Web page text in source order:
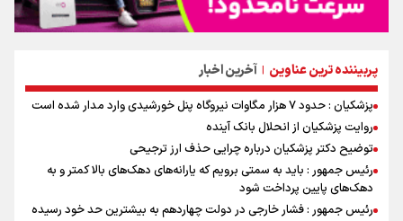
پربیننده ترین عناوین | آخرین اخبار
پزشکیان : حدود ۷ هزار مگاوات نیروگاه پنل خورشیدی وارد مدار شده است
روایت پزشکیان از انحلال بانک آینده
توضیح دکتر پزشکیان درباره چرایی حذف ارز ترجیحی
رئیس جمهور : باید به سمتی برویم که یارانه‌های دهک‌های بالا کمتر و به
دهک‌های پایین پرداخت شود
رئیس جمهور : فشار خارجی در دولت چهاردهم به بیشترین حد خود رسیده